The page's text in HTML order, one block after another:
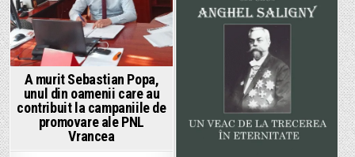
cu
atât
mai
puțin
președinte
de
partid.
Este
o
rușine
națională
că
un
cetățean
A murit Sebastian Popa,
unul din oamenii care au
contribuit la campaniile de
promovare ale PNL
Vrancea